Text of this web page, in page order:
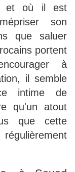
et où il est
son
que saluer
portent
à
il semble
intime de
qu'un atout
que cette